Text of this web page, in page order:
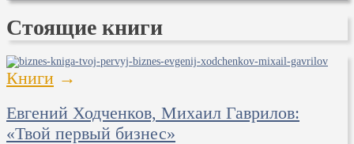
Стоящие книги
Книги →
Евгений Ходченков, Михаил Гаврилов:
«Твой первый бизнес»